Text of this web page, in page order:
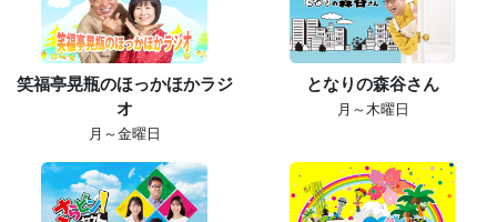
笑福亭晃瓶のほっかほかラジ
オ
月～金曜日
となりの森谷さん
月～木曜日